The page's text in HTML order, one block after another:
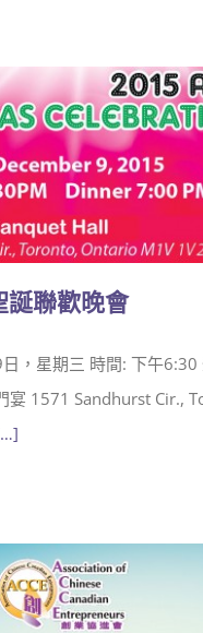
誕聯歡晚會
，星期三 時間: 下午6:30
宴 1571 Sandhurst Cir.,